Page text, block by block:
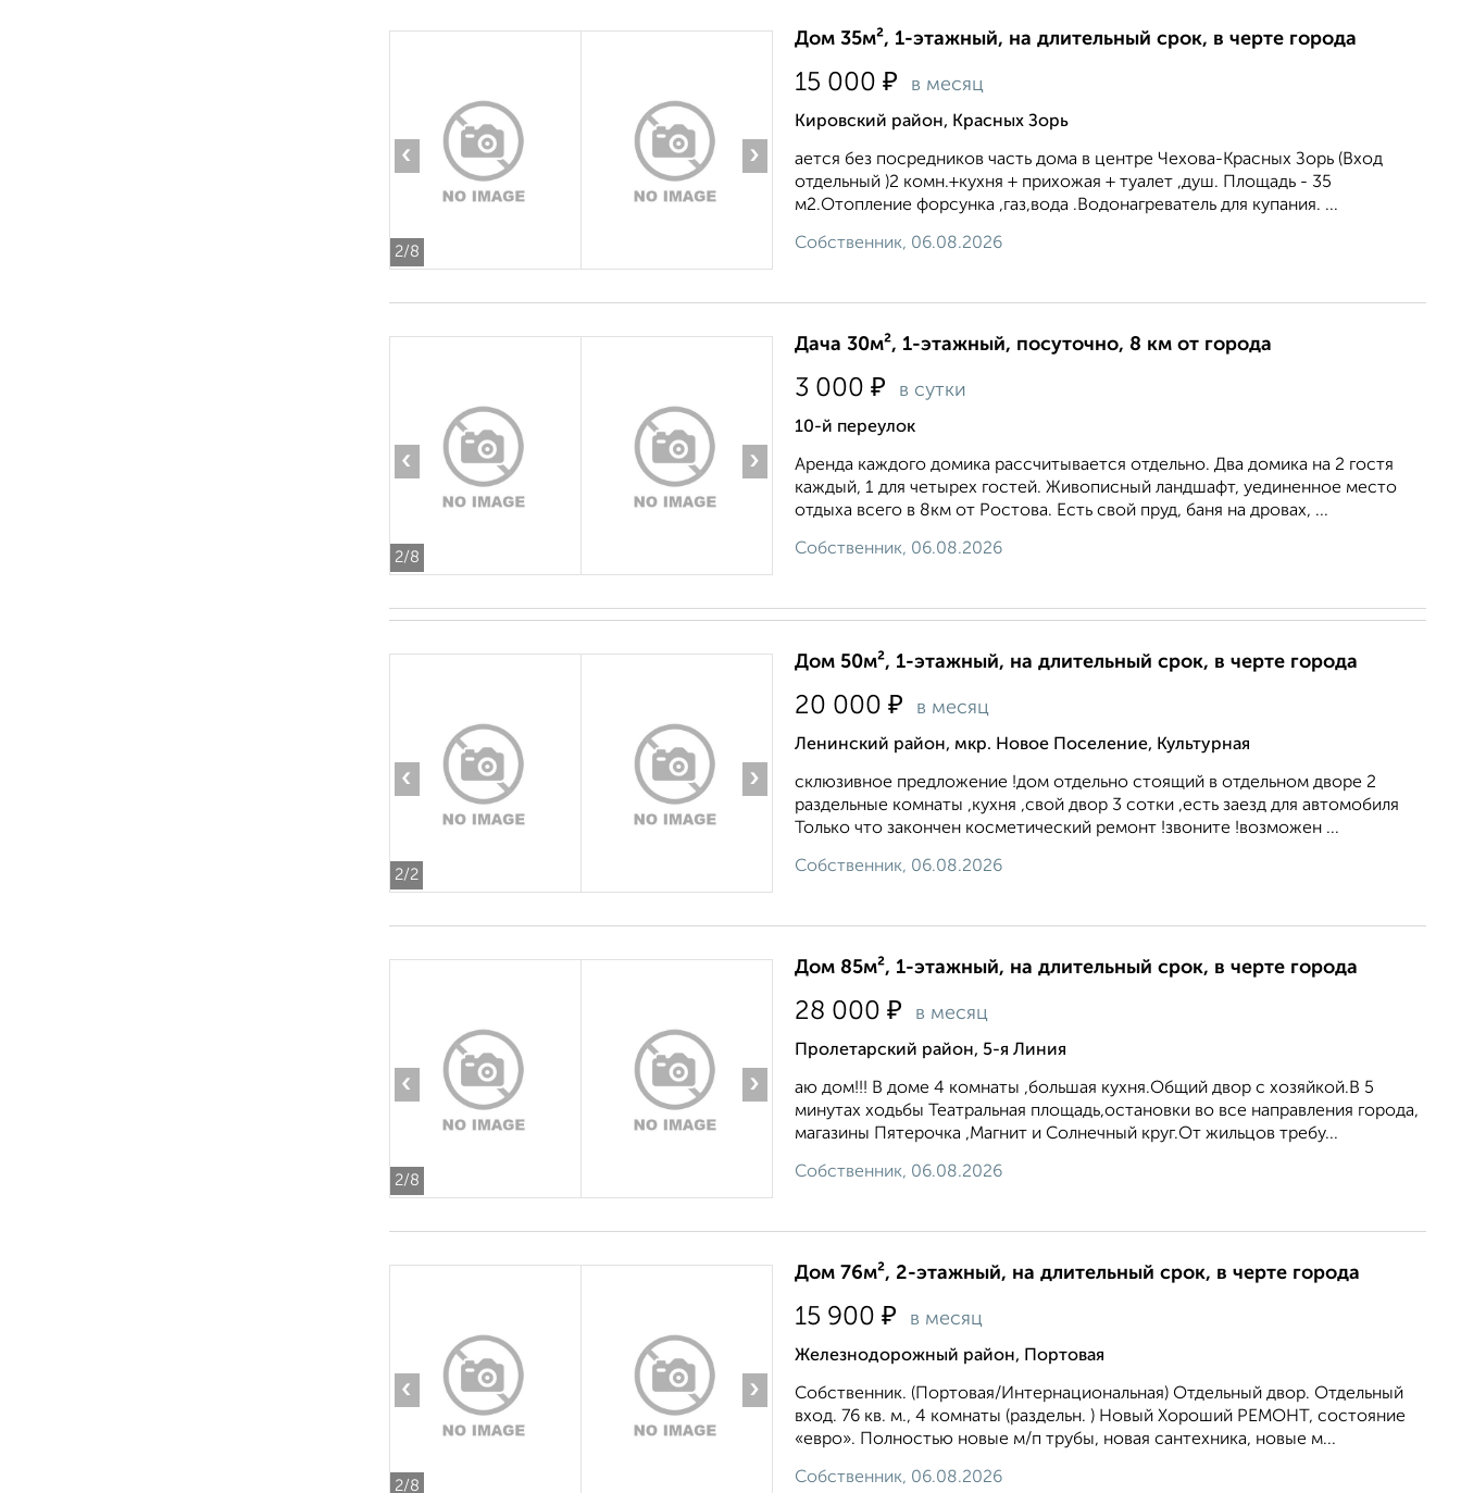
2/8
‹ ›
Дом 35м², 1-этажный, на длительный срок, в черте города
15 000 ₽ в месяц
Кировский район, Красных Зорь
ается без посредников часть дома в центре Чехова-Красных Зорь (Вход
отдельный )2 комн.+кухня + прихожая + туалет ,душ. Площадь - 35
м2.Отопление форсунка ,газ,вода .Водонагреватель для купания. ...
Собственник, 06.08.2026
2/8
‹ ›
Дача 30м², 1-этажный, посуточно, 8 км от города
3 000 ₽ в сутки
10-й переулок
Аренда каждого домика рассчитывается отдельно. Два домика на 2 гостя
каждый, 1 для четырех гостей. Живописный ландшафт, уединенное место
отдыха всего в 8км от Ростова. Есть свой пруд, баня на дровах, ...
Собственник, 06.08.2026
2/2
‹ ›
Дом 50м², 1-этажный, на длительный срок, в черте города
20 000 ₽ в месяц
Ленинский район, мкр. Новое Поселение, Культурная
склюзивное предложение !дом отдельно стоящий в отдельном дворе 2
раздельные комнаты ,кухня ,свой двор 3 сотки ,есть заезд для автомобиля
Только что закончен косметический ремонт !звоните !возможен ...
Собственник, 06.08.2026
2/8
‹ ›
Дом 85м², 1-этажный, на длительный срок, в черте города
28 000 ₽ в месяц
Пролетарский район, 5-я Линия
аю дом!!! В доме 4 комнаты ,большая кухня.Общий двор с хозяйкой.В 5
минутах ходьбы Театральная площадь,остановки во все направления города,
магазины Пятерочка ,Магнит и Солнечный круг.От жильцов требу...
Собственник, 06.08.2026
2/8
‹ ›
Дом 76м², 2-этажный, на длительный срок, в черте города
15 900 ₽ в месяц
Железнодорожный район, Портовая
Собственник. (Портовая/Интернациональная) Отдельный двор. Отдельный
вход. 76 кв. м., 4 комнаты (раздельн. ) Новый Хороший РЕМОНТ, состояние
«евро». Полностью новые м/п трубы, новая сантехника, новые м...
Собственник, 06.08.2026